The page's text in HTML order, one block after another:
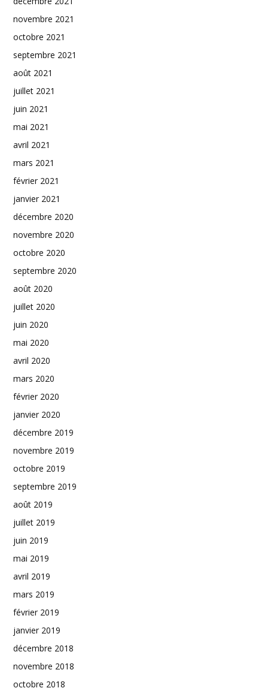
novembre 2021
octobre 2021
septembre 2021
août 2021
juillet 2021
juin 2021
mai 2021
avril 2021
mars 2021
février 2021
janvier 2021
décembre 2020
novembre 2020
octobre 2020
septembre 2020
août 2020
juillet 2020
juin 2020
mai 2020
avril 2020
mars 2020
février 2020
janvier 2020
décembre 2019
novembre 2019
octobre 2019
septembre 2019
août 2019
juillet 2019
juin 2019
mai 2019
avril 2019
mars 2019
février 2019
janvier 2019
décembre 2018
novembre 2018
octobre 2018